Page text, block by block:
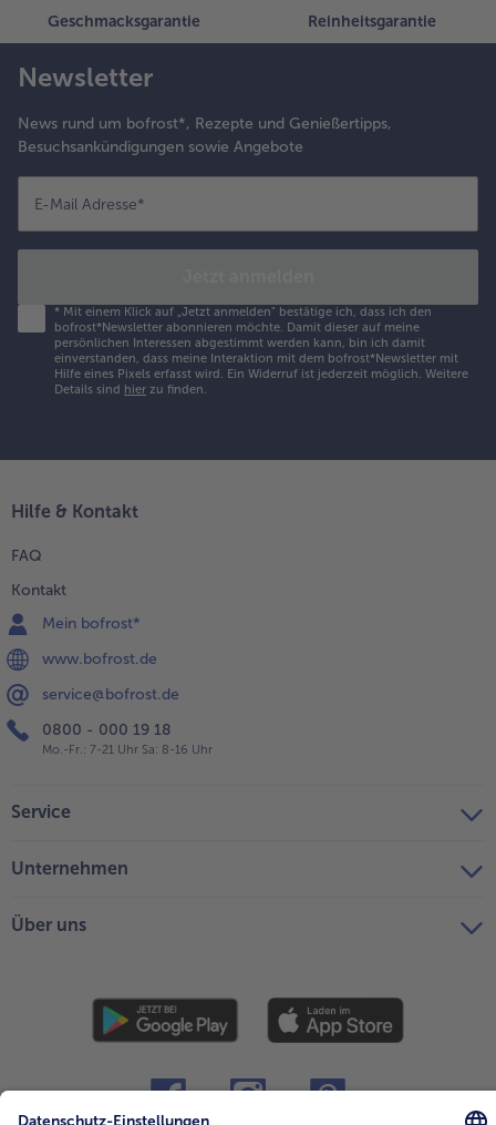
Geschmacksgarantie Reinheitsgarantie
Newsletter
News rund um bofrost*, Rezepte und Genießertipps,
Besuchsankündigungen sowie Angebote
E-Mail Adresse*
* Mit einem Klick auf „Jetzt anmelden" bestätige ich, dass ich den
bofrost*Newsletter abonnieren möchte. Damit dieser auf meine
persönlichen Interessen abgestimmt werden kann, bin ich damit
einverstanden, dass meine Interaktion mit dem bofrost*Newsletter mit
Hilfe eines Pixels erfasst wird. Ein Widerruf ist jederzeit möglich. Weitere
Details sind hier zu finden.
Hilfe & Kontakt
FAQ
Kontakt
Mein bofrost*
www.bofrost.de
service@bofrost.de
0800 - 000 19 18
Mo.-Fr.: 7-21 Uhr Sa: 8-16 Uhr
Service
Unternehmen
Über uns